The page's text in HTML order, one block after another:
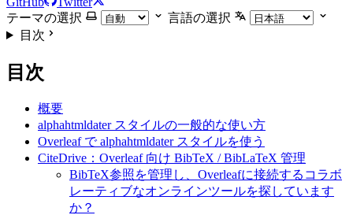
テーマの選択
言語の選択
目次
目次
概要
alphahtmldater スタイルの一般的な使い方
Overleaf で alphahtmldater スタイルを使う
CiteDrive：Overleaf 向け BibTeX / BibLaTeX 管理
BibTeX参照を管理し、Overleafに接続するコラボ
レーティブなオンラインツールを探しています
か？